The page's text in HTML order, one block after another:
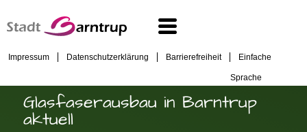
Impressum Datenschutzerklärung Barrierefreiheit Einfache
Sprache
Glasfaserausbau in Barntrup
aktuell